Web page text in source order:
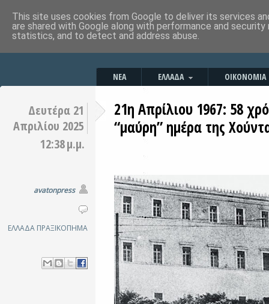
ΝΕΑ ΕΛΛΑΔΑ ΟΙΚΟΝΟΜΙΑ
Δευτέρα 21
Απριλίου 2025
12:38 μ.μ.
avatonpress
ΕΛΛΑΔΑ ΠΡΑΞΙΚΟΠΗΜΑ
21η Απρίλιου 1967: 58
“μαύρη” ημέρα της
This site uses cookies from Google to deliver its services
are shared with Google along with performance and
statistics, and to detect and address abuse.